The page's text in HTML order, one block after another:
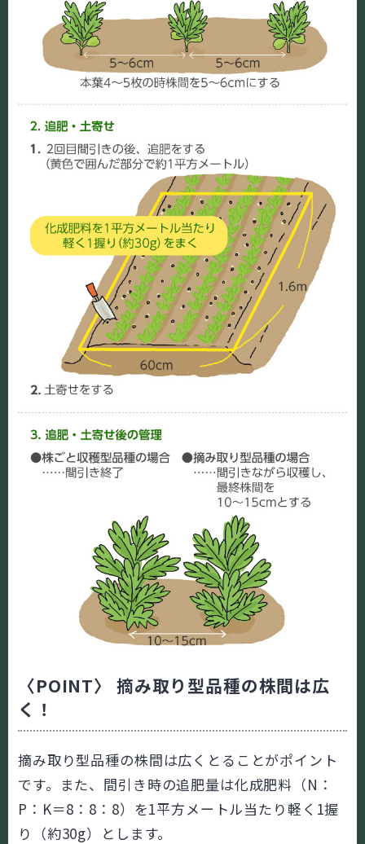
〈POINT〉 摘み取り型品種の株間は広
く！
摘み取り型品種の株間は広くとることがポイント
です。また、間引き時の追肥量は化成肥料（N：
P：K＝8：8：8）を1平方メートル当たり軽く1握
り（約30g）とします。